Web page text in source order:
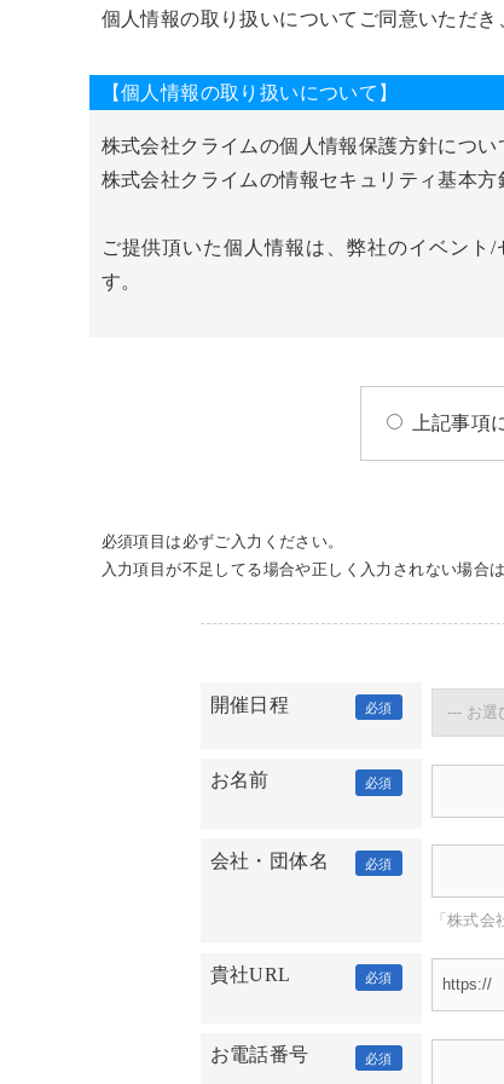
個人情報の取り扱いについてご同意いただき
【個人情報の取り扱いについて】
株式会社クライムの個人情報保護方針につ
株式会社クライムの情報セキュリティ基本
ご提供頂いた個人情報は、弊社のイベント
す。
上記事項
必須項目は必ずご入力ください。
入力項目が不足してる場合や正しく入力されない場合
開催日程 必須
お名前 必須
会社・団体名 必須
「株式
貴社URL 必須
お電話番号 必須